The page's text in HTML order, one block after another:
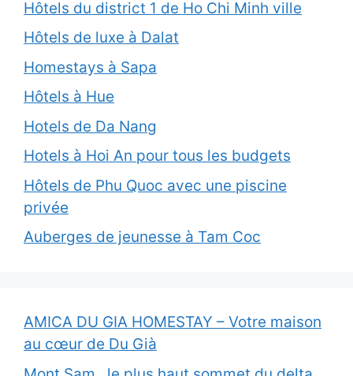
Hôtels du district 1 de Ho Chi Minh ville
Hôtels de luxe à Dalat
Homestays à Sapa
Hôtels à Hue
Hotels de Da Nang
Hotels à Hoi An pour tous les budgets
Hôtels de Phu Quoc avec une piscine
privée
Auberges de jeunesse à Tam Coc
AMICA DU GIA HOMESTAY – Votre maison
au cœur de Du Già